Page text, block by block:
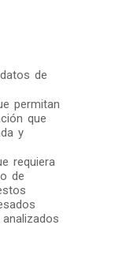
de
permitan
que
y
requiera
de